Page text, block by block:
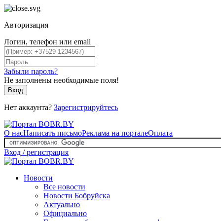
Авторизация
Логин, телефон или email
Забыли пароль?
Не заполнены необходимые поля!
Вход
Нет аккаунта? Зарегистрируйтесь
О насНаписать письмоРеклама на порталеОплата
Вход / регистрация
Новости
Все новости
Новости Бобруйска
Актуально
Официально